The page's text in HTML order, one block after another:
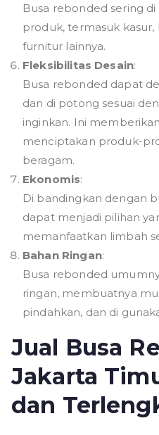
Busa rebonded sering
produk, termasuk
furnitur lainnya.
Fleksibilitas Desain:
Busa rebonded dapat
dan di potong sesuai
inginkan. Ini
menciptakan produk-
beragam.
Ekonomis:
Di bandingkan dengan
dapat menjadi pilihan
memanfaatkan limbah
Bahan Ringan:
Busa rebonded
ringan, membuatnya
pindahkan, dan di
Jual Busa
Jakarta
dan